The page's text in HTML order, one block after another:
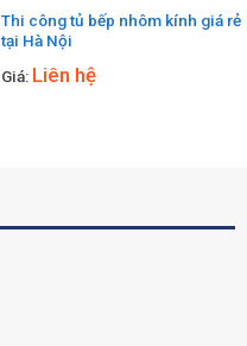
Thi công tủ bếp nhôm kính giá rẻ
tại Hà Nội
Giá: Liên hệ